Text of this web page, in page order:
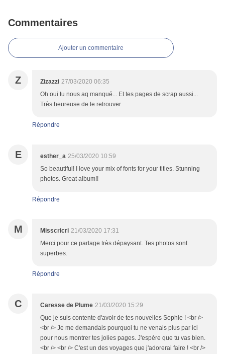
Commentaires
Ajouter un commentaire
Z Zizazzi 27/03/2020 06:35
Oh oui tu nous aq manqué... Et tes pages de scrap aussi...
Très heureuse de te retrouver
Répondre
E esther_a 25/03/2020 10:59
So beautiful! I love your mix of fonts for your titles. Stunning
photos. Great album!!
Répondre
M Misscricri 21/03/2020 17:31
Merci pour ce partage très dépaysant. Tes photos sont
superbes.
Répondre
C Caresse de Plume 21/03/2020 15:29
Que je suis contente d'avoir de tes nouvelles Sophie ! <br />
<br /> Je me demandais pourquoi tu ne venais plus par ici
pour nous montrer tes jolies pages. J'espère que tu vas bien.
<br /> <br /> C'est un des voyages que j'adorerai faire ! <br />